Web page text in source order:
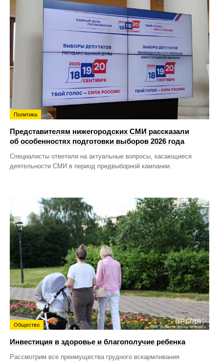
Политика
Представителям нижегородских СМИ рассказали
об особенностях подготовки выборов 2026 года
Специалисты ответили на актуальные вопросы, касающиеся
деятельности СМИ в период предвыборной кампании.
Общество
Инвестиция в здоровье и благополучие ребенка
Рассмотрим все преимущества грудного вскармливания